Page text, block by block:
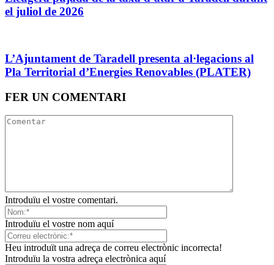
el juliol de 2026
L’Ajuntament de Taradell presenta al·legacions al
Pla Territorial d’Energies Renovables (PLATER)
FER UN COMENTARI
Introduïu el vostre comentari.
Introduïu el vostre nom aquí
Heu introduït una adreça de correu electrònic incorrecta!
Introduïu la vostra adreça electrònica aquí